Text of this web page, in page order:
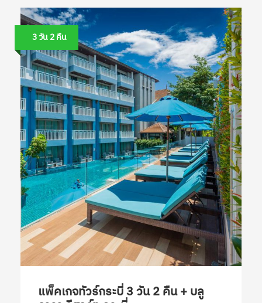
3 วัน 2 คืน
แพ็คเกจทัวร์กระบี่ 3 วัน 2 คืน + บลู